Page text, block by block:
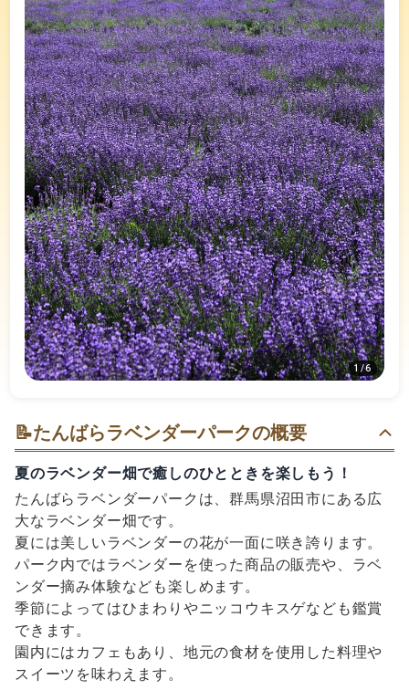
1/6
📝たんばらラベンダーパークの概要
夏のラベンダー畑で癒しのひとときを楽しもう！
たんばらラベンダーパークは、群馬県沼田市にある広
大なラベンダー畑です。
夏には美しいラベンダーの花が一面に咲き誇ります。
パーク内ではラベンダーを使った商品の販売や、ラベ
ンダー摘み体験なども楽しめます。
季節によってはひまわりやニッコウキスゲなども鑑賞
できます。
園内にはカフェもあり、地元の食材を使用した料理や
スイーツを味わえます。